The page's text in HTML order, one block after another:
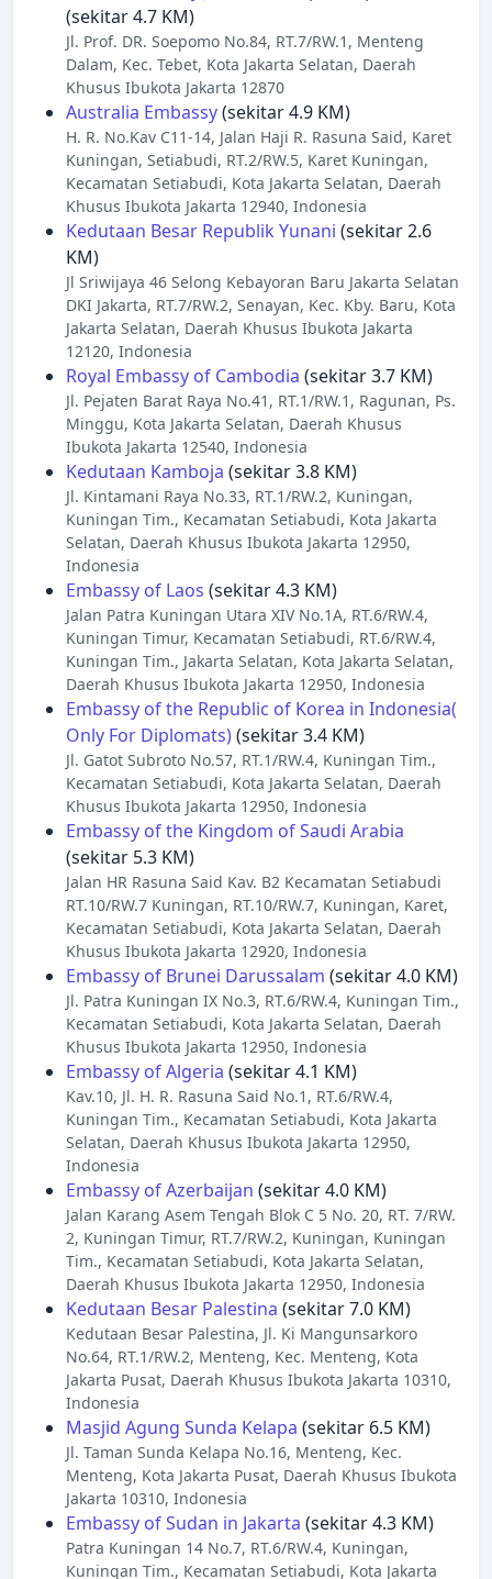
(sekitar 4.7 KM)
Jl. Prof. DR. Soepomo No.84, RT.7/RW.1, Menteng
Dalam, Kec. Tebet, Kota Jakarta Selatan, Daerah
Khusus Ibukota Jakarta 12870
Australia Embassy(sekitar 4.9 KM)
H. R. No.Kav C11-14, Jalan Haji R. Rasuna Said, Karet
Kuningan, Setiabudi, RT.2/RW.5, Karet Kuningan,
Kecamatan Setiabudi, Kota Jakarta Selatan, Daerah
Khusus Ibukota Jakarta 12940, Indonesia
Kedutaan Besar Republik Yunani (sekitar 2.6
KM)
Jl Sriwijaya 46 Selong Kebayoran Baru Jakarta Selatan
DKI Jakarta, RT.7/RW.2, Senayan, Kec. Kby. Baru, Kota
Jakarta Selatan, Daerah Khusus Ibukota Jakarta
12120, Indonesia
Royal Embassy of Cambodia (sekitar 3.7 KM)
Jl. Pejaten Barat Raya No.41, RT.1/RW.1, Ragunan, Ps.
Minggu, Kota Jakarta Selatan, Daerah Khusus
Ibukota Jakarta 12540, Indonesia
Kedutaan Kamboja (sekitar 3.8 KM)
Jl. Kintamani Raya No.33, RT.1/RW.2, Kuningan,
Kuningan Tim., Kecamatan Setiabudi, Kota Jakarta
Selatan, Daerah Khusus Ibukota Jakarta 12950,
Indonesia
Embassy of Laos (sekitar 4.3 KM)
Jalan Patra Kuningan Utara XIV No.1A, RT.6/RW.4,
Kuningan Timur, Kecamatan Setiabudi, RT.6/RW.4,
Kuningan Tim., Jakarta Selatan, Kota Jakarta Selatan,
Daerah Khusus Ibukota Jakarta 12950, Indonesia
Embassy of the Republic of Korea in Indonesia(
Only For Diplomats)(sekitar 3.4 KM)
Jl. Gatot Subroto No.57, RT.1/RW.4, Kuningan Tim.,
Kecamatan Setiabudi, Kota Jakarta Selatan, Daerah
Khusus Ibukota Jakarta 12950, Indonesia
Embassy of the Kingdom of Saudi Arabia
(sekitar 5.3 KM)
Jalan HR Rasuna Said Kav. B2 Kecamatan Setiabudi
RT.10/RW.7 Kuningan, RT.10/RW.7, Kuningan, Karet,
Kecamatan Setiabudi, Kota Jakarta Selatan, Daerah
Khusus Ibukota Jakarta 12920, Indonesia
Embassy of Brunei Darussalam (sekitar 4.0 KM)
Jl. Patra Kuningan IX No.3, RT.6/RW.4, Kuningan Tim.,
Kecamatan Setiabudi, Kota Jakarta Selatan, Daerah
Khusus Ibukota Jakarta 12950, Indonesia
Embassy of Algeria (sekitar 4.1 KM)
Kav.10, Jl. H. R. Rasuna Said No.1, RT.6/RW.4,
Kuningan Tim., Kecamatan Setiabudi, Kota Jakarta
Selatan, Daerah Khusus Ibukota Jakarta 12950,
Indonesia
Embassy of Azerbaijan (sekitar 4.0 KM)
Jalan Karang Asem Tengah Blok C 5 No. 20, RT. 7/RW.
2, Kuningan Timur, RT.7/RW.2, Kuningan, Kuningan
Tim., Kecamatan Setiabudi, Kota Jakarta Selatan,
Daerah Khusus Ibukota Jakarta 12950, Indonesia
Kedutaan Besar Palestina (sekitar 7.0 KM)
Kedutaan Besar Palestina, Jl. Ki Mangunsarkoro
No.64, RT.1/RW.2, Menteng, Kec. Menteng, Kota
Jakarta Pusat, Daerah Khusus Ibukota Jakarta 10310,
Indonesia
Masjid Agung Sunda Kelapa (sekitar 6.5 KM)
Jl. Taman Sunda Kelapa No.16, Menteng, Kec.
Menteng, Kota Jakarta Pusat, Daerah Khusus Ibukota
Jakarta 10310, Indonesia
Embassy of Sudan in Jakarta (sekitar 4.3 KM)
Patra Kuningan 14 No.7, RT.6/RW.4, Kuningan,
Kuningan Tim., Kecamatan Setiabudi, Kota Jakarta